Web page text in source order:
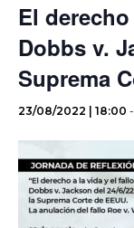
El
Dobbs v.
Suprema
23/08/2022 | 18:00 -